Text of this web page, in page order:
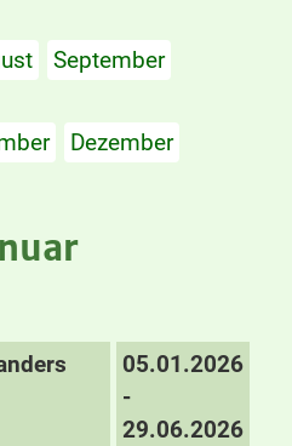
September
Dezember
05.01.2026
-
29.06.2026